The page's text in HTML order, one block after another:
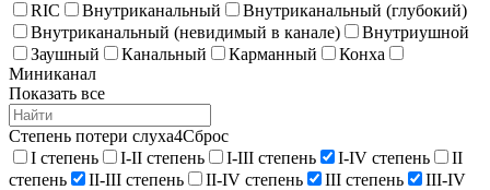
RIC Внутриканальный
Внутриканальный (глубокий)
Внутриканальный (невидимый в канале)
Внутриушной
Заушный
Канальный Карманный
Конха
Миниканал
Показать все
Степень потери слуха4Сброс
I степень
I-II степень I-III степень I-IV степень
II
степень
II-III степень II-IV степень III степень
III-IV